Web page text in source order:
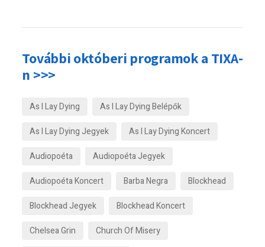
További októberi programok a TIXA-
n >>>
As I Lay Dying
As I Lay Dying Belépők
As I Lay Dying Jegyek
As I Lay Dying Koncert
Audiopoéta
Audiopoéta Jegyek
Audiopoéta Koncert
Barba Negra
Blockhead
Blockhead Jegyek
Blockhead Koncert
Chelsea Grin
Church Of Misery